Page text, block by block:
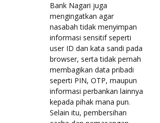
Bank Nagari juga
mengingatkan agar
nasabah tidak menyimpan
informasi sensitif seperti
user ID dan kata sandi pada
browser, serta tidak pernah
membagikan data pribadi
seperti PIN, OTP, maupun
informasi perbankan lainnya
kepada pihak mana pun.
Selain itu, pembersihan